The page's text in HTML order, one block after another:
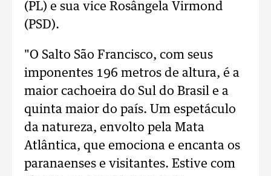
(PL) e sua vice Rosângela Virmond
(PSD).
"O Salto São Francisco, com seus
imponentes 196 metros de altura, é a
maior cachoeira do Sul do Brasil e a
quinta maior do país. Um espetáculo
da natureza, envolto pela Mata
Atlântica, que emociona e encanta os
paranaenses e visitantes. Estive com